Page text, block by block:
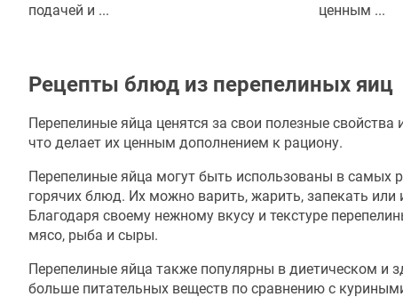
подачей и ...
ценным ...
Рецепты блюд из перепелиных яиц
Перепелиные яйца ценятся за свои полезные
что делает их ценным дополнением к рациону.
Перепелиные яйца могут быть использованы в самых
горячих блюд. Их можно варить, жарить, запекать или
Благодаря своему нежному вкусу и текстуре
мясо, рыба и сыры.
Перепелиные яйца также популярны в диетическом и
больше питательных веществ по сравнению с